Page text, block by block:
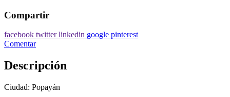
Compartir
facebook twitter linkedin google pinterest
Comentar
Descripción
Ciudad: Popayán